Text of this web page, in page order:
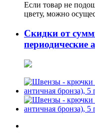
Если товар не
цвету, можно
Скидки от
периодические